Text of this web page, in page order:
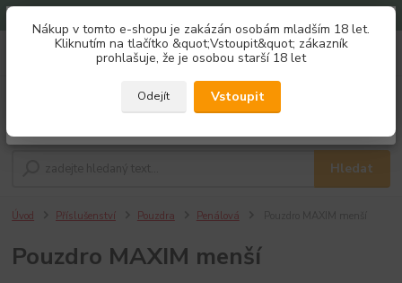
Nákup v tomto e-shopu je zakázán osobám mladším 18 let.
Kliknutím na tlačítko &quot;Vstoupit&quot; zákazník
prohlašuje, že je osobou starší 18 let
Odejít Vstoupit
Hledat
733 184 411
Po - Pá 8:00 - 16:00
Úvod Příslušenství Pouzdra Penálová
Pouzdro MAXIM menší
Získej slevu 3%
Zaregistruj se a nakupuj se slevou právě teď!
REGISTRAČNÍ FORMULÁŘ